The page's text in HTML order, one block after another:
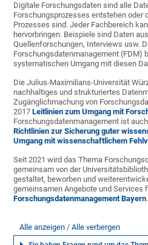
Digitale Forschungsdaten sind alle
Forschungsprozesses entstehen oder
Prozesses sind. Jeder Fachbereich
hervorbringen. Beispiele sind Daten
Quellenforschungen, Interviews usw.
Forschungsdatenmanagement (FDM)
systematischen Umgang mit diesen
Die Julius-Maximilians-Universität
nachhaltiges und strukturiertes
Zugänglichmachung von
2017Leitlinien zum Umgang mit
Forschungsdatenmanagement ist
Richtlinien zur Sicherung guter
Umgang mit wissenschaftlichem
Seit 2021 wird das Thema
gemeinsam von der
gestaltet, beworben und
gemeinsamen Angebote und Services
Forschungsdatenmanagement Bayern.
Alle anzeigen Alle verbergen